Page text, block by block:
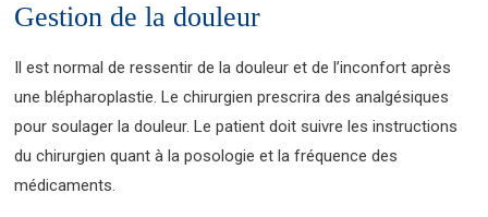
Gestion de la douleur
Il est normal de ressentir de la douleur et de l’inconfort après
une blépharoplastie. Le chirurgien prescrira des analgésiques
pour soulager la douleur. Le patient doit suivre les instructions
du chirurgien quant à la posologie et la fréquence des
médicaments.